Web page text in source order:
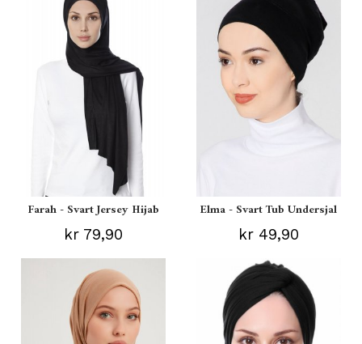
Farah - Svart Jersey Hijab
kr 79,90
Elma - Svart Tub Undersjal
kr 49,90